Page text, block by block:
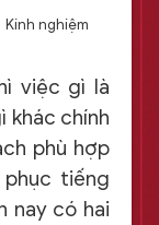
Kinh nghiệm
việc gì là
khác chính
phù hợp
tiếng
nay có hai